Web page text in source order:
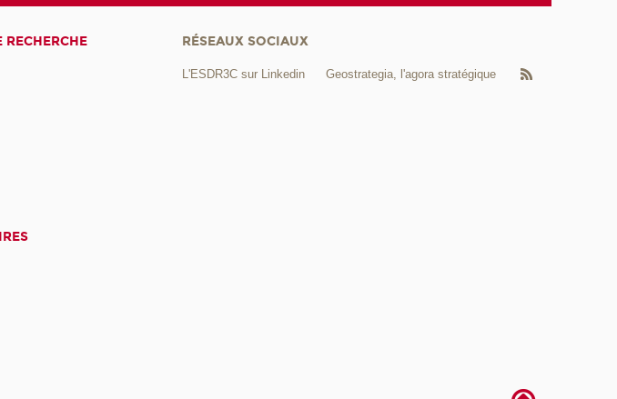
RECHERCHE RÉSEAUX SOCIAUX
L'ESDR3C sur Linkedin Geostrategia, l'agora stratégique